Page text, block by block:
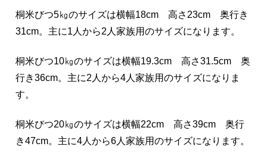
桐米びつ5㎏のサイズは横幅18cm 高さ23cm 奥行き
31cm。主に1人から2人家族用のサイズになります。
桐米びつ10㎏のサイズは横幅19.3cm 高さ31.5cm 奥
行き36cm。主に2人から4人家族用のサイズになりま
す。
桐米びつ20㎏のサイズは横幅22cm 高さ39cm 奥行
き47cm。主に4人から6人家族用のサイズになります。